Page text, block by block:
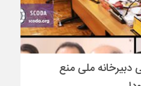
ملی منع